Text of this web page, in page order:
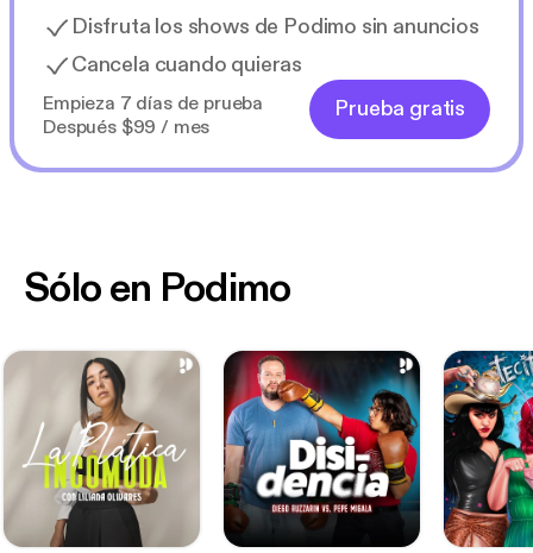
Disfruta los shows de Podimo sin anuncios
Cancela cuando quieras
Empieza 7 días de prueba
Después $99 / mes
Prueba gratis
Sólo en Podimo